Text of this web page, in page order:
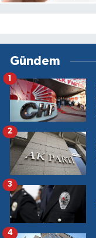
Gündem
1
2
3
4